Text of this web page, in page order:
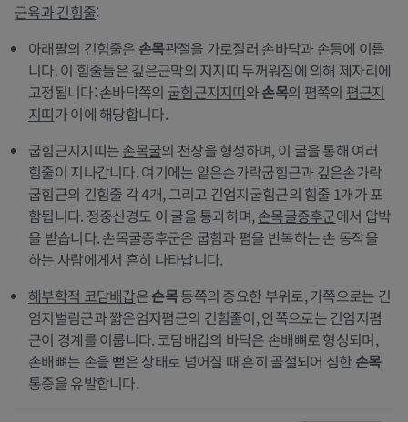
근육과 긴힘줄:
아래팔의 긴힘줄은 손목관절을 가로질러 손바닥과 손등에 이릅
니다. 이 힘줄들은 깊은근막의 지지띠 두꺼워짐에 의해 제자리에
고정됩니다: 손바닥쪽의 굽힘근지지띠와손목의 폄쪽의 폄근지
지띠가 이에 해당합니다.
굽힘근지지띠는손목굴의 천장을 형성하며, 이 굴을 통해 여러
힘줄이 지나갑니다. 여기에는 얕은손가락굽힘근과 깊은손가락
굽힘근의 긴힘줄 각 4개, 그리고 긴엄지굽힘근의 힘줄 1개가 포
함됩니다. 정중신경도 이 굴을 통과하며,손목굴증후군에서 압박
을 받습니다. 손목굴증후군은 굽힘과 폄을 반복하는 손 동작을
하는 사람에게서 흔히 나타납니다.
해부학적 코담배갑은손목등쪽의 중요한 부위로, 가쪽으로는 긴
엄지벌림근과 짧은엄지폄근의 긴힘줄이, 안쪽으로는 긴엄지폄
근이 경계를 이룹니다. 코담배갑의 바닥은 손배뼈로 형성되며,
손배뼈는 손을 뻗은 상태로 넘어질 때 흔히 골절되어 심한 손목
통증을 유발합니다.